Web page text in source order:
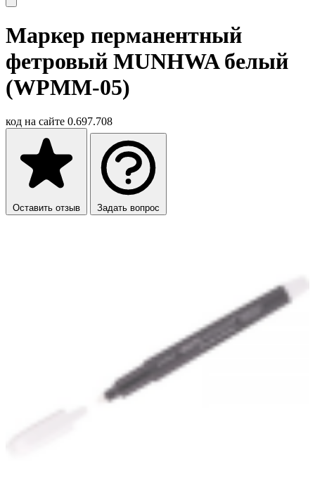
Маркер перманентный
фетровый MUNHWA белый
(WPMM-05)
код на сайте 0.697.708
Оставить отзыв Задать вопрос